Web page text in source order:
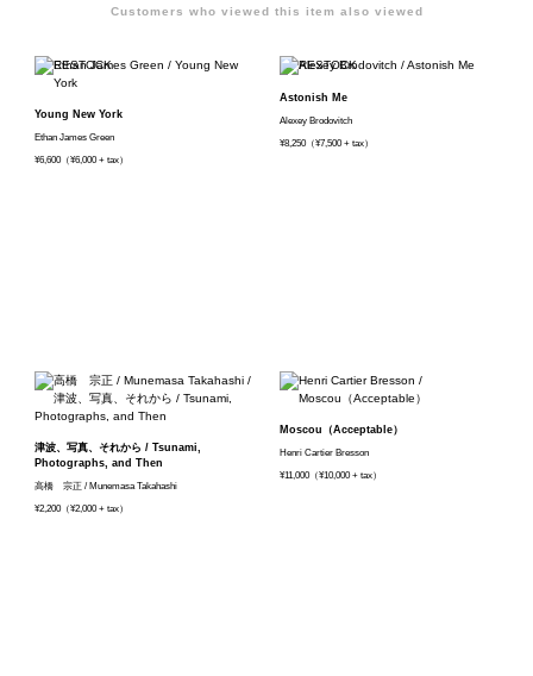
Customers who viewed this item also viewed
Young New York
Ethan James Green
¥6,600（¥6,000 + tax）
Astonish Me
Alexey Brodovitch
¥8,250（¥7,500 + tax）
津波、写真、それから / Tsunami,
Photographs, and Then
高橋 宗正 / Munemasa Takahashi
¥2,200（¥2,000 + tax）
Moscou（Acceptable）
Henri Cartier Bresson
¥11,000（¥10,000 + tax）